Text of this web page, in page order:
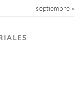
septiembre »